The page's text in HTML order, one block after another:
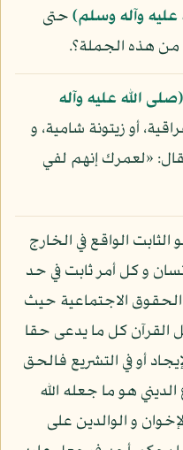
وآله وسلم)حتى
من هذه الجملة؟.
(صلى الله عليه وآله
أو زيتونة شامية، و
«لعمرك إنهم لفي
الواقع في الخارج
و كل أمر ثابت في حد
الاجتماعية حيث
القرآن كل ما يدعى حقا
أو في التشريع فالحق
هو ما جعله الله
و الوالدين على